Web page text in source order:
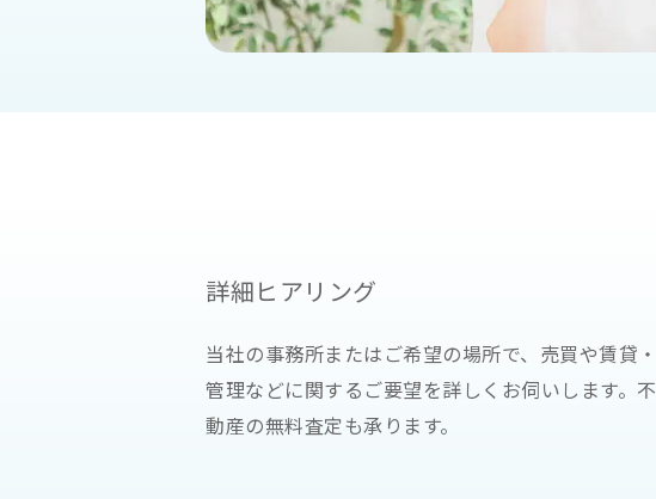
詳細ヒアリング
当社の事務所またはご希望の場所で、売買や賃貸・
管理などに関するご要望を詳しくお伺いします。不
動産の無料査定も承ります。